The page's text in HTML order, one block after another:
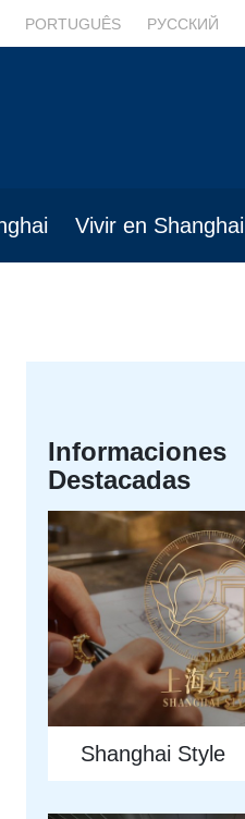
PORTUGUÊS РУССКИЙ
Vivir en Shanghai
Informaciones
Destacadas
Shanghai Style